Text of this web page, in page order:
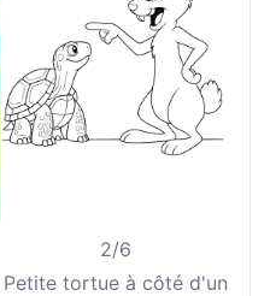
2/6
Petite tortue à côté d'un